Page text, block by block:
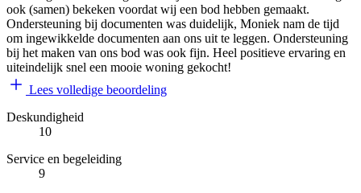
ook (samen) bekeken voordat wij een bod hebben gemaakt.
Ondersteuning bij documenten was duidelijk, Moniek nam de tijd
om ingewikkelde documenten aan ons uit te leggen. Ondersteuning
bij het maken van ons bod was ook fijn. Heel positieve ervaring en
uiteindelijk snel een mooie woning gekocht!
Lees volledige beoordeling
Deskundigheid
10
Service en begeleiding
9